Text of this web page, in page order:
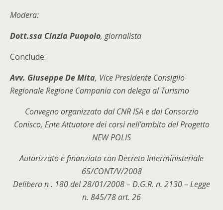
Modera:
Dott.ssa Cinzia Puopolo, giornalista
Conclude:
Avv. Giuseppe De Mita, Vice Presidente Consiglio
Regionale Regione Campania con delega al Turismo
Convegno organizzato dal CNR ISA e dal Consorzio
Conisco, Ente Attuatore dei corsi nell’ambito del Progetto
NEW POLIS
Autorizzato e finanziato con Decreto Interministeriale
65/CONT/V/2008
Delibera n . 180 del 28/01/2008 – D.G.R. n. 2130 – Legge
n. 845/78 art. 26